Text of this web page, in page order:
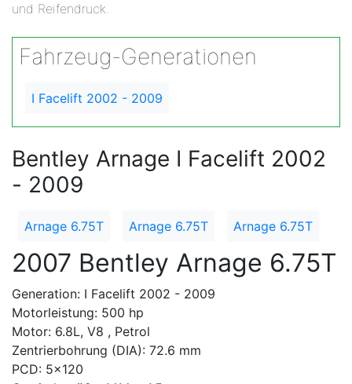
und Reifendruck.
Fahrzeug-Generationen
I Facelift 2002 - 2009
Bentley Arnage I Facelift 2002
- 2009
Arnage 6.75T Arnage 6.75T Arnage 6.75T
2007 Bentley Arnage 6.75T
Generation: I Facelift 2002 - 2009
Motorleistung: 500 hp
Motor: 6.8L, V8 , Petrol
Zentrierbohrung (DIA): 72.6 mm
PCD: 5x120